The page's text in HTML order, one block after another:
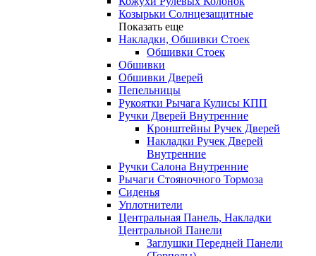
Козырьки Солнцезащитные
Показать еще
Накладки, Обшивки Стоек
Обшивки Стоек
Обшивки
Обшивки Дверей
Пепельницы
Рукоятки Рычага Кулисы КПП
Ручки Дверей Внутренние
Кронштейны Ручек Дверей
Накладки Ручек Дверей
Внутренние
Ручки Салона Внутренние
Рычаги Стояночного Тормоза
Сиденья
Уплотнители
Центральная Панель, Накладки
Центральной Панели
Заглушки Передней Панели